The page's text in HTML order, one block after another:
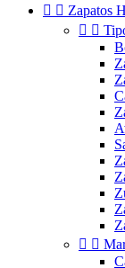
  Zapatos
 
 